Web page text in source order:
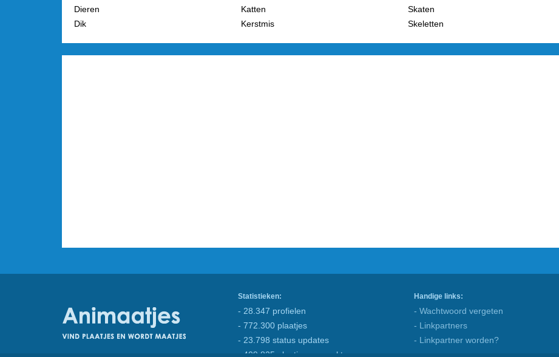
Dieren
Dik
Katten
Kerstmis
Skaten
Skeletten
Statistieken:
- 28.347 profielen
- 772.300 plaatjes
- 23.798 status updates
- 409.825 plaatjes gemaakt
Handige links:
- Wachtwoord vergeten
- Linkpartners
- Linkpartner worden?